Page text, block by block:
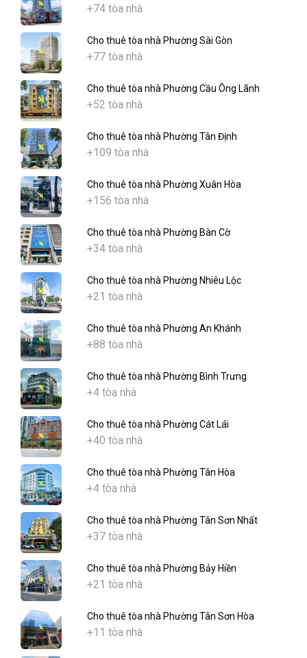
+74 tòa nhà
Cho thuê tòa nhà Phường Sài Gòn
+77 tòa nhà
Cho thuê tòa nhà Phường Cầu Ông Lãnh
+52 tòa nhà
Cho thuê tòa nhà Phường Tân Định
+109 tòa nhà
Cho thuê tòa nhà Phường Xuân Hòa
+156 tòa nhà
Cho thuê tòa nhà Phường Bàn Cờ
+34 tòa nhà
Cho thuê tòa nhà Phường Nhiêu Lộc
+21 tòa nhà
Cho thuê tòa nhà Phường An Khánh
+88 tòa nhà
Cho thuê tòa nhà Phường Bình Trưng
+4 tòa nhà
Cho thuê tòa nhà Phường Cát Lái
+40 tòa nhà
Cho thuê tòa nhà Phường Tân Hòa
+4 tòa nhà
Cho thuê tòa nhà Phường Tân Sơn Nhất
+37 tòa nhà
Cho thuê tòa nhà Phường Bảy Hiền
+21 tòa nhà
Cho thuê tòa nhà Phường Tân Sơn Hòa
+11 tòa nhà